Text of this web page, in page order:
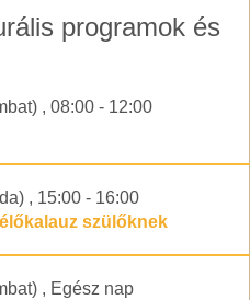
programok és
, 08:00 - 12:00
, 15:00 - 16:00
szülőknek
, Egész nap